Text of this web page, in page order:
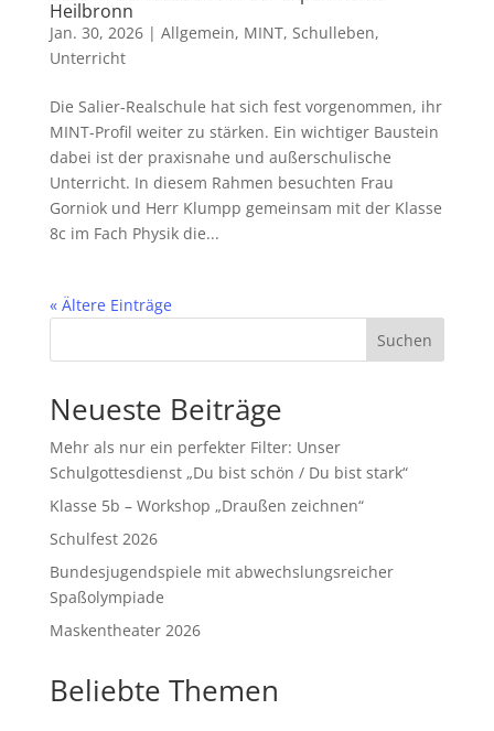
Heilbronn
Jan. 30, 2026| Allgemein, MINT, Schulleben,
Unterricht
Die Salier-Realschule hat sich fest vorgenommen, ihr
MINT-Profil weiter zu stärken. Ein wichtiger Baustein
dabei ist der praxisnahe und außerschulische
Unterricht. In diesem Rahmen besuchten Frau
Gorniok und Herr Klumpp gemeinsam mit der Klasse
8c im Fach Physik die...
« Ältere Einträge
Suchen
Neueste Beiträge
Mehr als nur ein perfekter Filter: Unser
Schulgottesdienst „Du bist schön / Du bist stark“
Klasse 5b – Workshop „Draußen zeichnen“
Schulfest 2026
Bundesjugendspiele mit abwechslungsreicher
Spaßolympiade
Maskentheater 2026
Beliebte Themen